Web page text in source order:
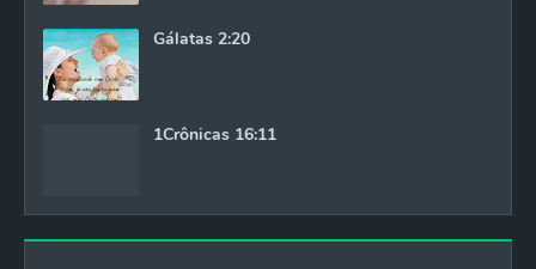
Gálatas 2:20
1Crônicas 16:11